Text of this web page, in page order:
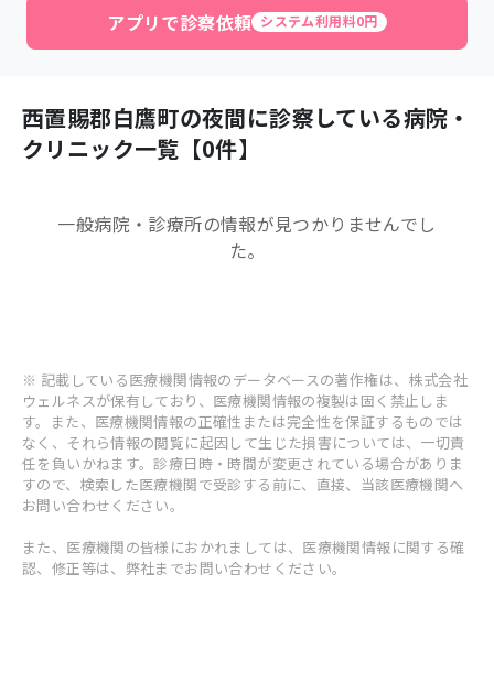
アプリで診察依頼 システム利用料0円
西置賜郡白鷹町の夜間に診察している病院・
クリニック一覧【0件】
一般病院・診療所の情報が見つかりませんでし
た。
※ 記載している医療機関情報のデータベースの著作権は、株式会社
ウェルネスが保有しており、医療機関情報の複製は固く禁止しま
す。また、医療機関情報の正確性または完全性を保証するものでは
なく、それら情報の閲覧に起因して生じた損害については、一切責
任を負いかねます。診療日時・時間が変更されている場合がありま
すので、検索した医療機関で受診する前に、直接、当該医療機関へ
お問い合わせください。
また、医療機関の皆様におかれましては、医療機関情報に関する確
認、修正等は、弊社までお問い合わせください。